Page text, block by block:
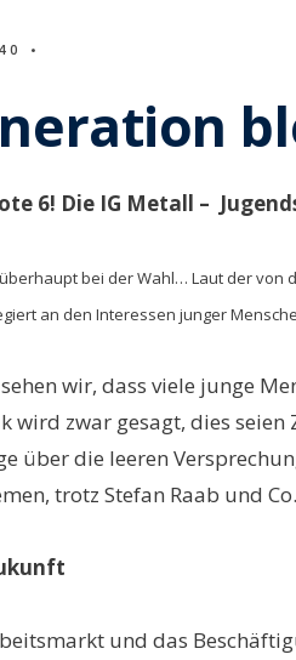
•
6! Die IG Metall –
bei der Wahl… Laut der von
an den Interessen junger
wir, dass viele junge
wird zwar gesagt, dies
über die leeren
trotz Stefan Raab und
und das